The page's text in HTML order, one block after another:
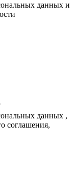
данных и
данных ,
соглашения,